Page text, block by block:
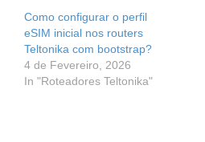
Categorias
Roteadores Teltonika
Etiquetas
eSIM,RUT241 eSIM